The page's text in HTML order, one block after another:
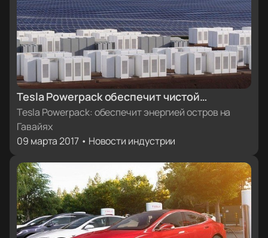
Tesla Powerpack обеспечит чистой
энергией один из Гавайских островов
Tesla Powerpack: обеспечит энергией остров на
Гавайях
09 марта 2017 • Новости индустрии